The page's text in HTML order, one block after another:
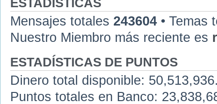
ESTADÍSTICAS
Mensajes totales 243604 • Temas
Nuestro Miembro más reciente es
ESTADÍSTICAS DE PUNTOS
Dinero total disponible:
Puntos totales en Banco: